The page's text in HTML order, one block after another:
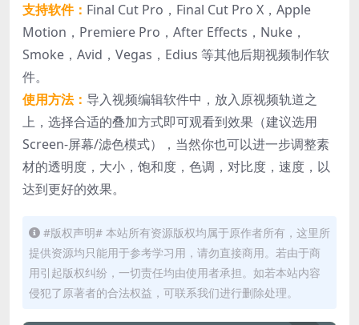
支持软件： Final Cut Pro，Final Cut Pro X，Apple
Motion，Premiere Pro，After Effects，Nuke，
Smoke，Avid，Vegas，Edius 等其他后期视频制作软
件。
使用方法： 导入视频编辑软件中，放入原视频轨道之
上，选择合适的叠加方式即可观看到效果（建议选用
Screen-屏幕/滤色模式），当然你也可以进一步调整素
材的透明度，大小，饱和度，色调，对比度，速度，以
达到更好的效果。
#版权声明# 本站所有资源版权均属于原作者所有，这里所
提供资源均只能用于参考学习用，请勿直接商用。若由于商
用引起版权纠纷，一切责任均由使用者承担。如若本站内容
侵犯了原著者的合法权益，可联系我们进行删除处理。